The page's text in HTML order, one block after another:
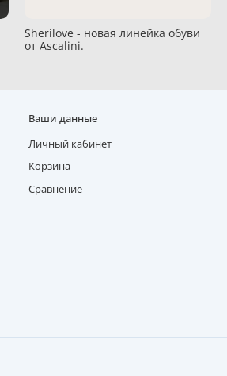
Sherilove - новая линейка обуви
от Ascalini.
Ваши данные
Личный кабинет
Корзина
Сравнение